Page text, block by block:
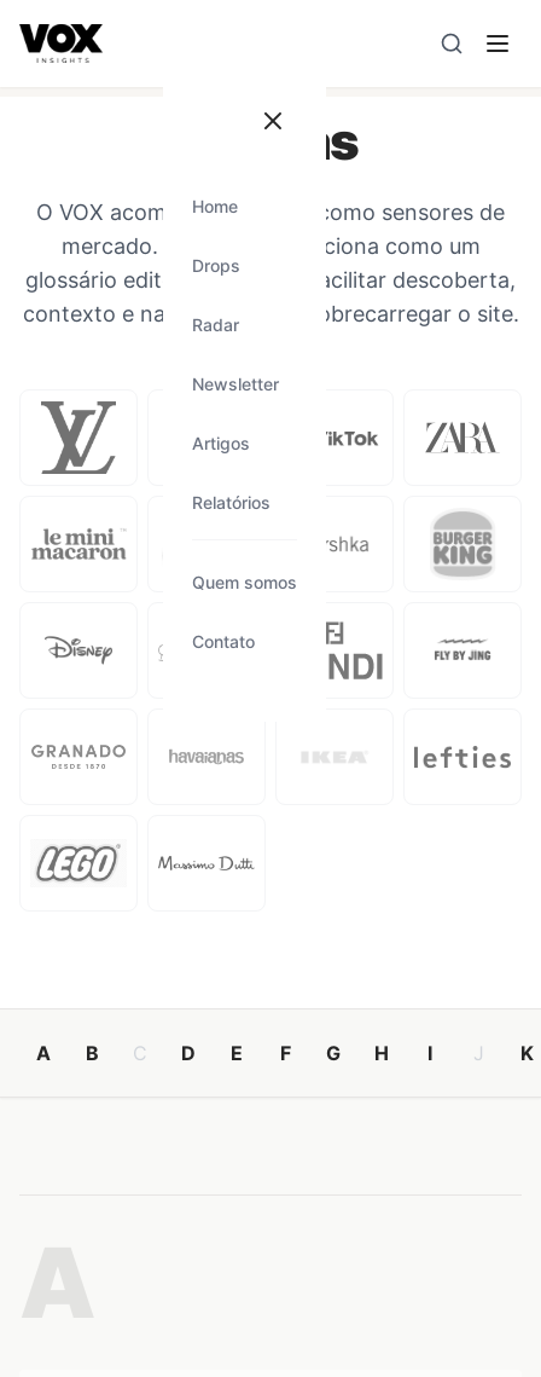
A direção estratégica é liderada por Vanessa Caldas e a
Home
Drops
Radar
Newsletter
Artigos
Relatórios
Quem somos
Contato
Marcas
O VOX acompanha marcas como sensores de
mercado. Esta página funciona como um
glossário editorial leve para facilitar descoberta,
contexto e navegação sem sobrecarregar o site.
A B C D E F G H I J K